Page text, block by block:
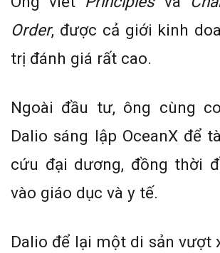
Order, được cả giới kinh
trị đánh giá rất cao.
Ngoài đầu tư, ông cùng
Dalio sáng lập OceanX để
cứu đại dương, đồng thời
vào giáo dục và y tế.
Dalio để lại một di sản vượt